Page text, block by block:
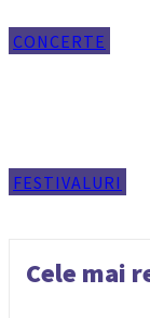
CONCERTE
FESTIVALURI
Cele mai